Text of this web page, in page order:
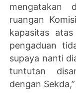
mengatakan
ruangan
kapasitas
pengaduan
supaya nanti
tuntutan
dengan